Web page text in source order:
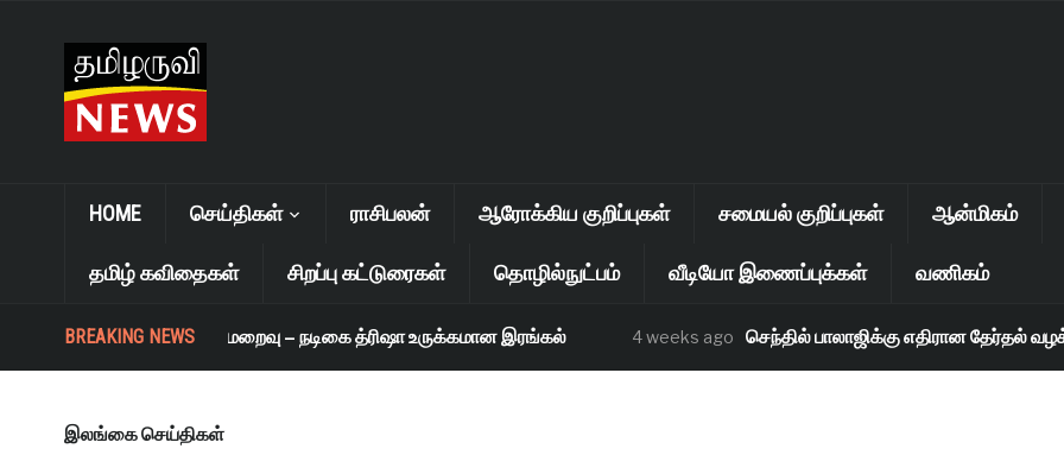
HOME செய்திகள் ராசிபலன் ஆரோக்கிய குறிப்புகள் சமையல் குறிப்புகள் ஆன்மிகம்
தமிழ் கவிதைகள் சிறப்பு கட்டுரைகள் தொழில்நுட்பம் வீடியோ இணைப்புக்கள் வணிகம்
BREAKING NEWS
எஸ். ஜானகி மறைவு – நடிகை த்ரிஷா உருக்கமான இரங்கல் 4 weeks ago செந்தில் பாலாஜிக்கு எதிரான தேர்தல் வழக்கு
இலங்கை செய்திகள்